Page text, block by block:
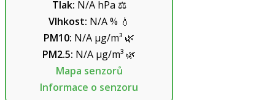
Tlak: N/AhPa ⚖️
Vlhkost: N/A% 💧
PM10: N/A µg/m³ 🌿
PM2.5: N/A µg/m³ 🌿
Mapa senzorů
Informace o senzoru